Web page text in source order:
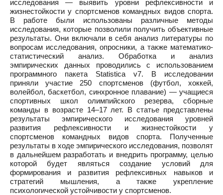
исследования — выявить уровни рефлексивности и
жизнестойкости у спортсменов командных видов спорта.
В работе были использованы различные методы
исследования, которые позволили получить объективные
результаты. Они включали в себя анализ литературы по
вопросам исследования, опросники, а также математико-
статистический анализ. Обработка и анализ
эмпирических данных проводились с использованием
программного пакета Statistica v7. В исследовании
приняли участие 250 спортсменов (футбол, хоккей,
волейбол, баскетбол, синхронное плавание) — учащиеся
спортивных школ олимпийского резерва, сборные
команды в возрасте 14–17 лет. В статье представлены
результаты эмпирического исследования уровней
развития рефлексивности и жизнестойкости у
спортсменов командных видов спорта. Полученные
результаты в ходе эмпирического исследования, позволят
в дальнейшем разработать и внедрить программу, целью
которой будет являться создание условий для
формирования и развития рефлексивных навыков и
стратегий мышления, а также укрепление
психологической устойчивости у спортсменов.